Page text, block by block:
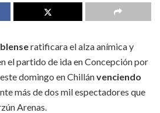
ratificara el alza anímica y
el partido de ida en Concepción por
domingo en Chillánvenciendo
más de dos mil espectadores que
Arenas.